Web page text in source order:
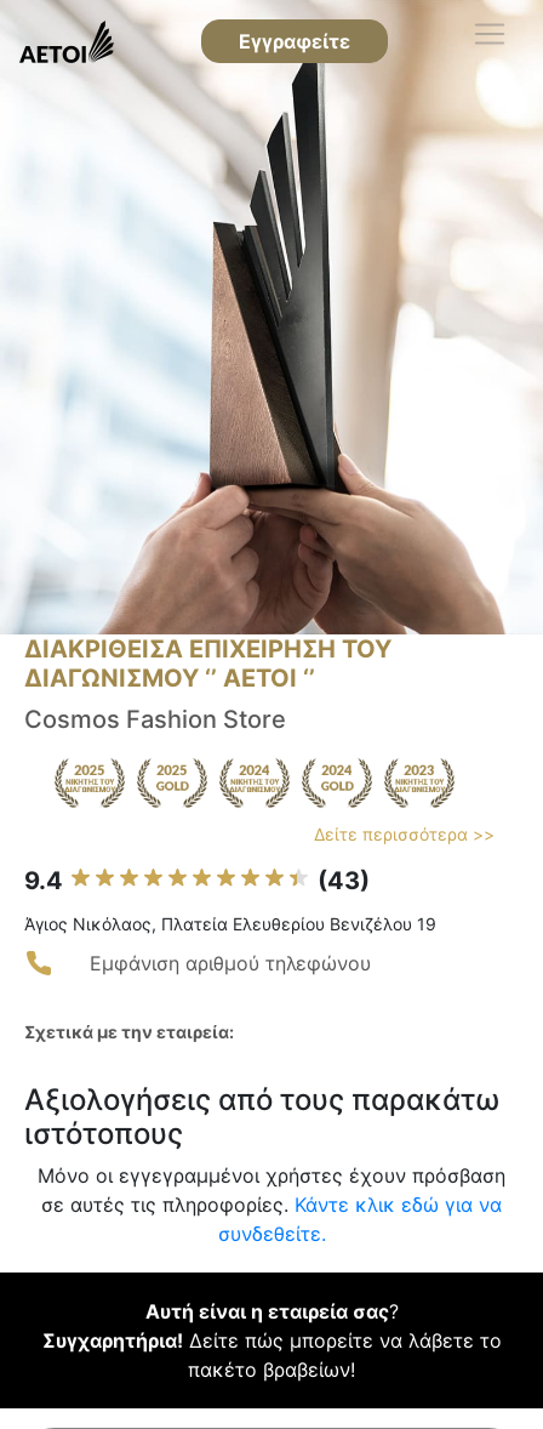
Εγγραφείτε
ΔΙΑΚΡΙΘΕΙΣΑ ΕΠΙΧΕΙΡΗΣΗ ΤΟΥ
ΔΙΑΓΩΝΙΣΜΟΥ ‘’ ΑΕΤΟΙ ‘’
Cosmos Fashion Store
Δείτε περισσότερα >>
9.4 (43)
Άγιος Νικόλαος, Πλατεία Ελευθερίου Βενιζέλου 19
Εμφάνιση αριθμού τηλεφώνου
Σχετικά με την εταιρεία:
Αξιολογήσεις από τους παρακάτω
ιστότοπους
Μόνο οι εγγεγραμμένοι χρήστες έχουν πρόσβαση
σε αυτές τις πληροφορίες. Κάντε κλικ εδώ για να
συνδεθείτε.
Αυτή είναι η εταιρεία σας?
Συγχαρητήρια! Δείτε πώς μπορείτε να λάβετε το
πακέτο βραβείων!